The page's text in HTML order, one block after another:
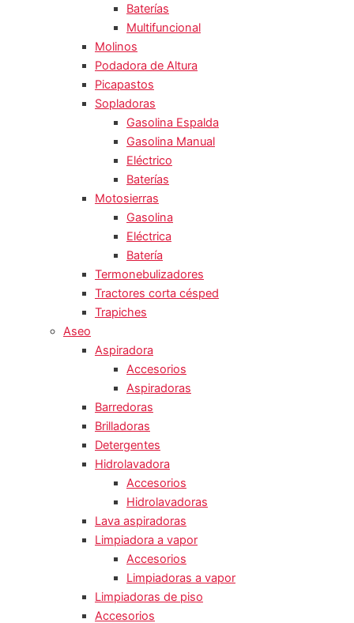
Baterías
Multifuncional
Molinos
Podadora de Altura
Picapastos
Sopladoras
Gasolina Espalda
Gasolina Manual
Eléctrico
Baterías
Motosierras
Gasolina
Eléctrica
Batería
Termonebulizadores
Tractores corta césped
Trapiches
Aseo
Aspiradora
Accesorios
Aspiradoras
Barredoras
Brilladoras
Detergentes
Hidrolavadora
Accesorios
Hidrolavadoras
Lava aspiradoras
Limpiadora a vapor
Accesorios
Limpiadoras a vapor
Limpiadoras de piso
Accesorios